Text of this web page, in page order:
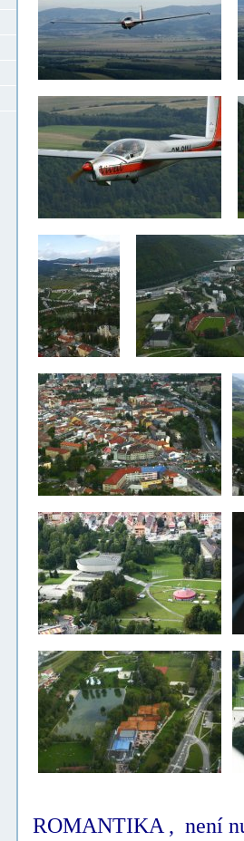
ROMANTIKA , není